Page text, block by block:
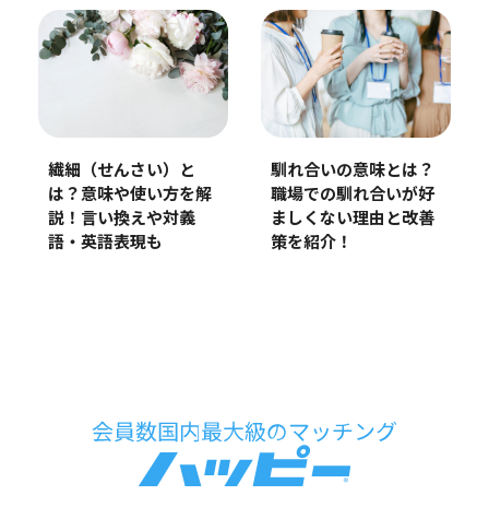
繊細（せんさい）と
は？意味や使い方を解
説！言い換えや対義
語・英語表現も
馴れ合いの意味とは？
職場での馴れ合いが好
ましくない理由と改善
策を紹介！